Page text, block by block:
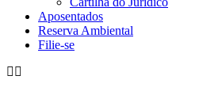
Aposentados
Reserva Ambiental
Filie-se